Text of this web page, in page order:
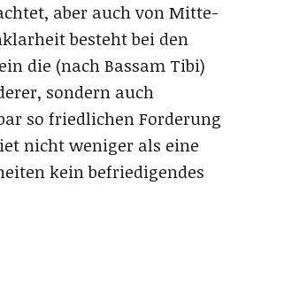
aber auch von Mitte-
besteht bei den
die (nach Bassam Tibi)
sondern auch
so friedlichen Forderung
nicht weniger als eine
kein befriedigendes